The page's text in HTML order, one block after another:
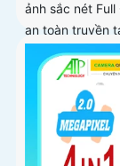
ảnh sắc nét
an toàn truyền
cố định 3.